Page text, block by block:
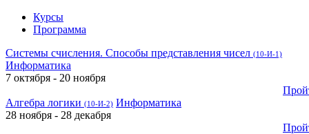
Курсы
Программа
Системы счисления. Способы представления чисел (10-И-1)
Информатика
7 октября - 20 ноября
Алгебра логики (10-И-2) Информатика
28 ноября - 28 декабря